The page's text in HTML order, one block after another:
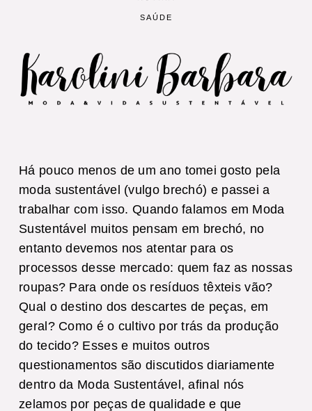
SAÚDE
Há pouco menos de um ano tomei gosto pela
moda sustentável (vulgo brechó) e passei a
trabalhar com isso. Quando falamos em Moda
Sustentável muitos pensam em brechó, no
entanto devemos nos atentar para os
processos desse mercado: quem faz as nossas
roupas? Para onde os resíduos têxteis vão?
Qual o destino dos descartes de peças, em
geral? Como é o cultivo por trás da produção
do tecido? Esses e muitos outros
questionamentos são discutidos diariamente
dentro da Moda Sustentável, afinal nós
zelamos por peças de qualidade e que